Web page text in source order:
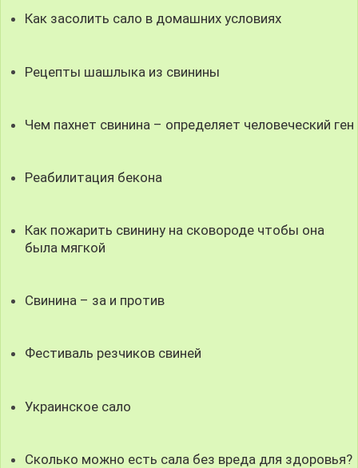
Как засолить сало в домашних условиях
Рецепты шашлыка из свинины
Чем пахнет свинина – определяет человеческий ген
Реабилитация бекона
Как пожарить свинину на сковороде чтобы она
была мягкой
Свинина – за и против
Фестиваль резчиков свиней
Украинское сало
Сколько можно есть сала без вреда для здоровья?